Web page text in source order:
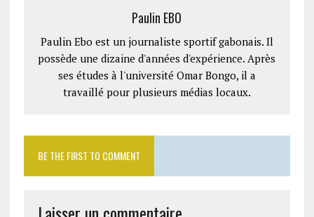
Paulin EBO
Paulin Ebo est un journaliste sportif gabonais. Il
possède une dizaine d'années d'expérience. Après
ses études à l'université Omar Bongo, il a
travaillé pour plusieurs médias locaux.
BE THE FIRST TO COMMENT